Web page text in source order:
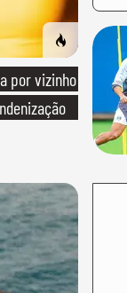
por vizinho